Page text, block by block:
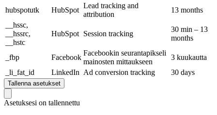
hubspotutk
HubSpot
Lead tracking and
attribution
13 months
__hssc,
__hssrc,
__hstc
HubSpot Session tracking
30 min – 13
months
_fbp Facebook
Facebookin seurantapikseli
mainosten mittaukseen
3 kuukautta
_li_fat_id
LinkedIn Ad conversion tracking 30 days
Tallenna asetukset
Asetuksesi on tallennettu